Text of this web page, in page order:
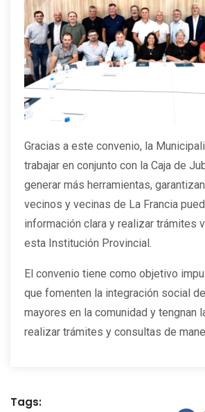
Gracias a este convenio, la
trabajar en conjunto con la Caja de
generar más herramientas,
vecinos y vecinas de La Francia
información clara y realizar trámites
esta Institución Provincial.
El convenio tiene como objetivo
que fomenten la integración social
mayores en la comunidad y tengnan
realizar trámites y consultas de
Tags: